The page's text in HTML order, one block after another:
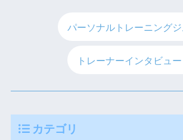
パーソナルトレーニングジ
トレーナーインタビュー
カテゴリ